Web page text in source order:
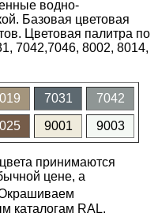
водно-
Базовая цветовая
Цветовая палитра по
7042,7046, 8002, 8014,
7031 7042
9001 9003
принимаются
цене, а
каталогам RAL,